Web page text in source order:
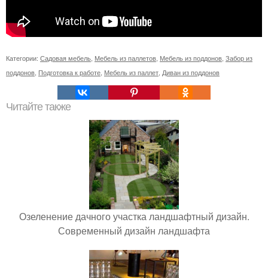
Категории: Садовая мебель Мебель из паллетов Мебель из поддонов Забор из
поддонов Подготовка к работе Мебель из паллет Диван из поддонов
Читайте также
Озеленение дачного участка ландшафтный дизайн.
Современный дизайн ландшафта